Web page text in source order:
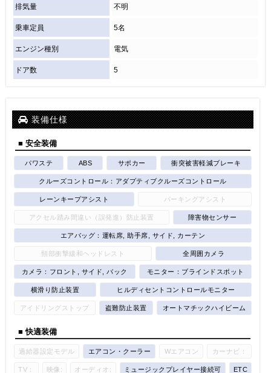
排気量 不明
乗車定員 5名
エンジン種別 電気
ドア数 5
装備仕様
■ 安全装備
パワステ ABS サポカー 衝突被害軽減ブレーキ
クルーズコントロール：アダプティブクルーズコントロール
レーンキープアシスト パーキングアシスト
アクセル踏み間違い（誤発進）防止装置 障害物センサー
エアバッグ：運転席, 助手席, サイド, カーテン
頸部衝撃緩和ヘッドレスト 全周囲カメラ
カメラ：フロント, サイド, バック モニター：ブラインドスポット
横滑り防止装置 ヒルディセントコントロールモニター
アイドリングストップ 盗難防止装置 オートマチックハイビーム
■ 快適装備
過給器設定モデル エアコン・クーラー Wエアコン カーナビ：
TV： 映像: オーディオ: ミュージックプレイヤー接続可 ETC